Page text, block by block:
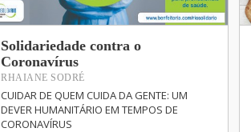
Solidariedade contra o
Coronavírus
RHAIANE SODRÉ
CUIDAR DE QUEM CUIDA DA GENTE: UM
DEVER HUMANITÁRIO EM TEMPOS DE
CORONAVÍRUS